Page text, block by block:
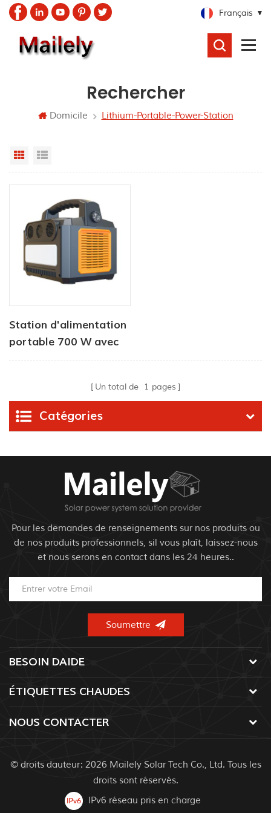
Français
Rechercher
Domicile Lithium-Portable-Power-Station
Grid View
Station d'alimentation
portable 700 W avec
haut-parleur sans fil
Un total de 1 pages
Catégories
Pour les demandes de renseignements sur nos produits ou
de nos produits professionnels, sil vous plaît, laissez-nous
et nous serons en contact dans les 24 heures..
BESOIN DAIDE
ÉTIQUETTES CHAUDES
NOUS CONTACTER
© droits dauteur: 2026 Mailely Solar Tech Co., Ltd. Tous les
droits sont réservés.
IPv6 réseau pris en charge